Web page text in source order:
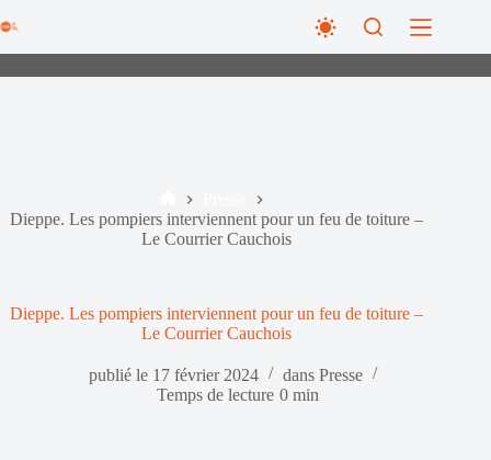
au
Accueil
Dieppe. Les pompiers interviennent pour un feu de toiture –
Le Courrier Cauchois
Dieppe. Les pompiers interviennent pour un feu de toiture –
Le Courrier Cauchois
publié le 17 février 2024 dans Presse
Temps de lecture 0 min